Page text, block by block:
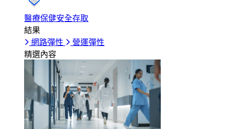
醫療保健安全存取
結果
網路彈性
營運彈性
精選內容